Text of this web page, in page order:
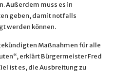
Außerdem muss es in
geben, damit notfalls
werden können.
Maßnahmen für alle
erklärt Bürgermeister Fred
ist es, die Ausbreitung zu